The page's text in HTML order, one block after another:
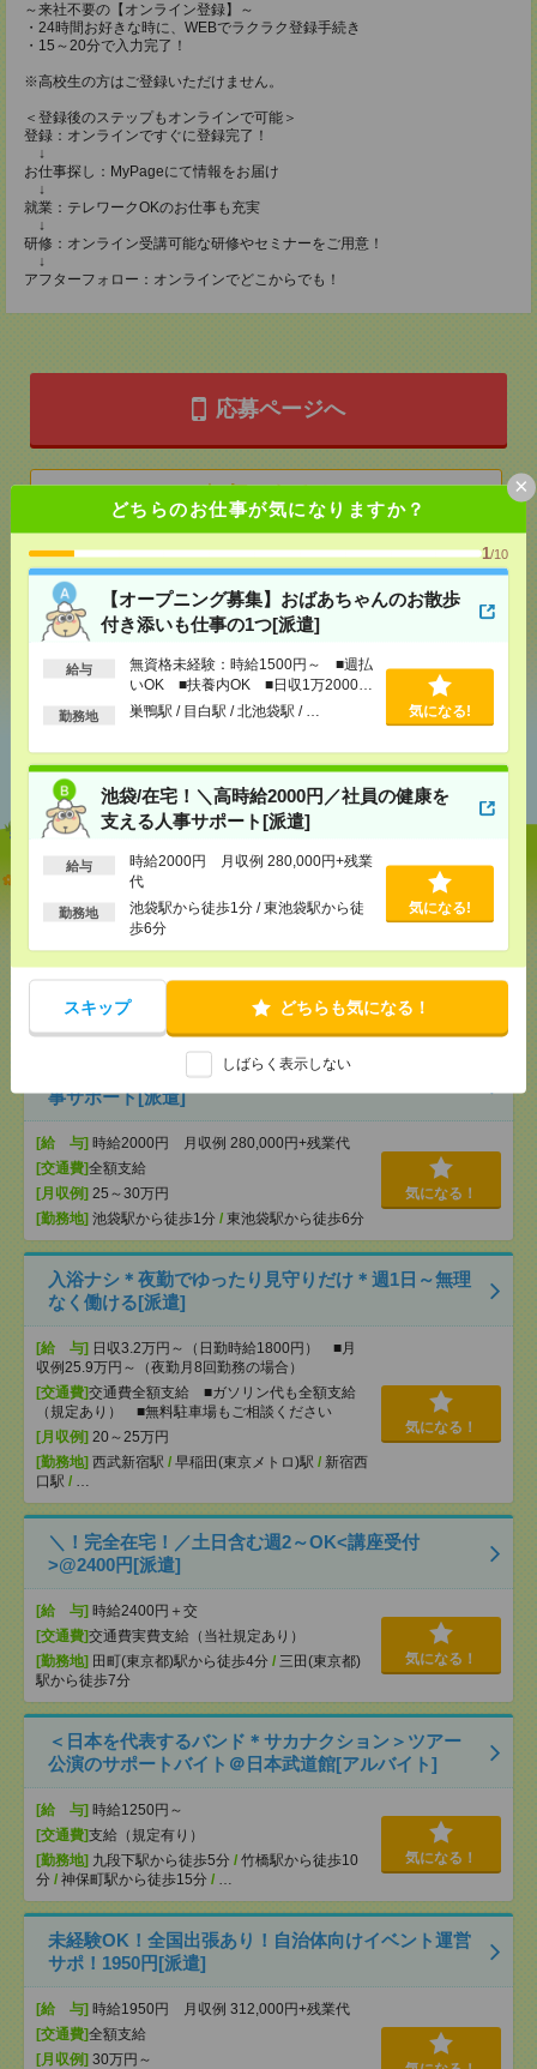
どちらのお仕事が気になりますか？
1/10
【オープニング募集】おばあちゃんのお散歩
付き添いも仕事の1つ[派遣]
給与
無資格未経験：時給1500円～ ■週払
いOK ■扶養内OK ■日収1万2000円
以上
勤務地 巣鴨駅 / 目白駅 / 北池袋駅 / … 気になる!
池袋/在宅！＼高時給2000円／社員の健康を
支える人事サポート[派遣]
給与
時給2000円 月収例 280,000円+残業
代
勤務地
池袋駅から徒歩1分 / 東池袋駅から徒
歩6分
気になる!
スキップ どちらも気になる！
しばらく表示しない
×
～来社不要の【オンライン登録】～
・24時間お好きな時に、WEBでラクラク登録手続き
・15～20分で入力完了！
※高校生の方はご登録いただけません。
＜登録後のステップもオンラインで可能＞
登録：オンラインですぐに登録完了！
↓
お仕事探し：MyPageにて情報をお届け
↓
就業：テレワークOKのお仕事も充実
↓
研修：オンライン受講可能な研修やセミナーをご用意！
↓
アフターフォロー：オンラインでどこからでも！
応募ページへ
気になる！
メールで送る LINEで送る
ツイート
あなたの閲覧履歴からの
おすすめ
【オープニング募集】おばあちゃんのお散歩付き添
いも仕事の1つ[派遣]
OK ■扶養内OK ■日収1万2000円以上
交通費全額支給
[勤務地]巣鴨駅 北池袋駅/ …
池袋/在宅！＼高時給2000円／社員の健康を支える人
事サポート[派遣]
[給 与] 時給2000円 月収例 280,000円+残業代
[交通費]全額支給
[月収例] 25～30万円
[勤務地] 池袋駅から徒歩1分 / 東池袋駅から徒歩6分
気になる！
入浴ナシ＊夜勤でゆったり見守りだけ＊週1日～無理
なく働ける[派遣]
[給 与] 日収3.2万円～（日勤時給1800円） ■月
収例25.9万円～（夜勤月8回勤務の場合）
[交通費]交通費全額支給 ■ガソリン代も全額支給
（規定あり） ■無料駐車場もご相談ください
[月収例] 20～25万円
[勤務地] 西武新宿駅 / 早稲田(東京メトロ)駅 / 新宿西
口駅 / …
気になる！
＼！完全在宅！／土日含む週2～OK<講座受付
>@2400円[派遣]
[給 与] 時給2400円＋交
[交通費]交通費実費支給（当社規定あり）
[勤務地] 田町(東京都)駅から徒歩4分 / 三田(東京都)
駅から徒歩7分
気になる！
＜日本を代表するバンド＊サカナクション＞ツアー
公演のサポートバイト＠日本武道館[アルバイト]
[給 与] 時給1250円～
[交通費]支給（規定有り）
[勤務地] 九段下駅から徒歩5分 / 竹橋駅から徒歩10
分 / 神保町駅から徒歩15分 / …
気になる！
未経験OK！全国出張あり！自治体向けイベント運営
サポ！1950円[派遣]
[給 与] 時給1950円 月収例 312,000円+残業代
[交通費]全額支給
[月収例] 30万円～